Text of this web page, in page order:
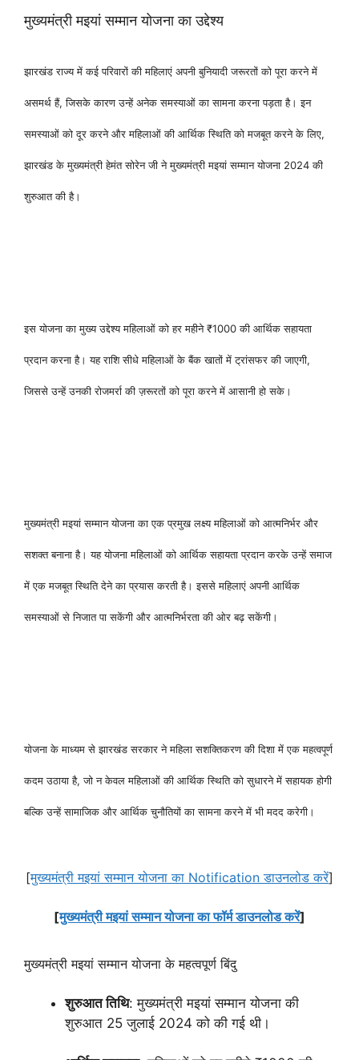
मुख्यमंत्री मइयां सम्मान योजना का उद्देश्य
झारखंड राज्य में कई परिवारों की महिलाएं अपनी बुनियादी जरूरतों को पूरा करने में
असमर्थ हैं, जिसके कारण उन्हें अनेक समस्याओं का सामना करना पड़ता है। इन
समस्याओं को दूर करने और महिलाओं की आर्थिक स्थिति को मजबूत करने के लिए,
झारखंड के मुख्यमंत्रीहेमंत सोरेनजी नेमुख्यमंत्री मइयां सम्मान योजना 2024की
शुरुआत की है।
इस योजना का मुख्य उद्देश्य महिलाओं को हर महीने ₹1000 की आर्थिक सहायता
प्रदान करना है। यह राशि सीधे महिलाओं के बैंक खातों में ट्रांसफर की जाएगी,
जिससे उन्हें उनकी रोजमर्रा की ज़रूरतों को पूरा करने में आसानी हो सके।
मुख्यमंत्री मइयां सम्मान योजना का एक प्रमुख लक्ष्य महिलाओं को आत्मनिर्भर और
सशक्त बनाना है। यह योजना महिलाओं को आर्थिक सहायता प्रदान करके उन्हें समाज
में एक मजबूत स्थिति देने का प्रयास करती है। इससे महिलाएं अपनी आर्थिक
समस्याओं से निजात पा सकेंगी और आत्मनिर्भरता की ओर बढ़ सकेंगी।
योजना के माध्यम से झारखंड सरकार ने महिला सशक्तिकरण की दिशा में एक महत्वपूर्ण
कदम उठाया है, जो न केवल महिलाओं की आर्थिक स्थिति को सुधारने में सहायक होगी
बल्कि उन्हें सामाजिक और आर्थिक चुनौतियों का सामना करने में भी मदद करेगी।
[मुख्यमंत्री मइयां सम्मान योजना का Notification डाउनलोड करें]
[मुख्यमंत्री मइयां सम्मान योजना का फॉर्म डाउनलोड करें]
मुख्यमंत्री मइयां सम्मान योजना के महत्वपूर्ण बिंदु
शुरुआत तिथि: मुख्यमंत्री मइयां सम्मान योजना की
शुरुआत 25 जुलाई 2024 को की गई थी।